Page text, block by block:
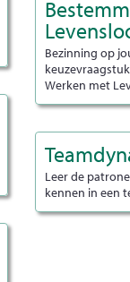
Bezinning op
Werken met
Leer de
kennen in een